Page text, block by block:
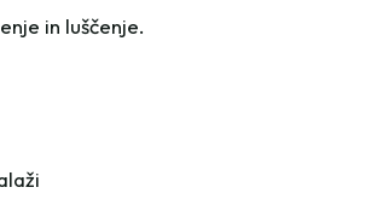
in luščenje.